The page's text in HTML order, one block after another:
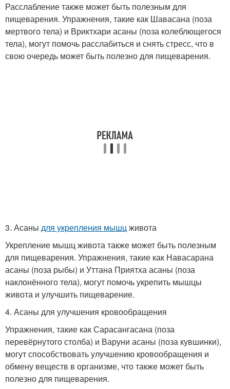
Расслабление также может быть полезным для
пищеварения. Упражнения, такие как Шавасана (поза
мертвого тела) и Вриктхари асаны (поза колеблющегося
тела), могут помочь расслабиться и снять стресс, что в
свою очередь может быть полезно для пищеварения.
3. Асаны для укрепления мышцживота
Укрепление мышц живота также может быть полезным
для пищеварения. Упражнения, такие как Навасарана
асаны (поза рыбы) и Уттана Приятха асаны (поза
наклонённого тела), могут помочь укрепить мышцы
живота и улучшить пищеварение.
4. Асаны для улучшения кровообращения
Упражнения, такие как Сарасангасана (поза
перевёрнутого столба) и Варуни асаны (поза кувшинки),
могут способствовать улучшению кровообращения и
обмену веществ в организме, что также может быть
полезно для пищеварения.